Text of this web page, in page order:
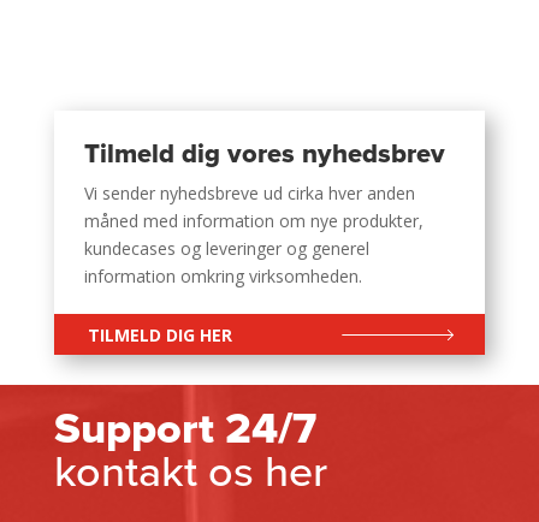
Tilmeld dig vores nyhedsbrev
Vi sender nyhedsbreve ud cirka hver anden
måned med information om nye produkter,
kundecases og leveringer og generel
information omkring virksomheden.
TILMELD DIG HER
Support 24/7
kontakt os her